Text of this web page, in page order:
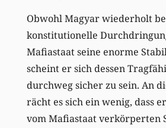
Obwohl Magyar wiederholt
konstitutionelle
Mafiastaat seine enorme
scheint er sich dessen
durchweg sicher zu sein. An
rächt es sich ein wenig, dass
vom Mafiastaat verkörperten